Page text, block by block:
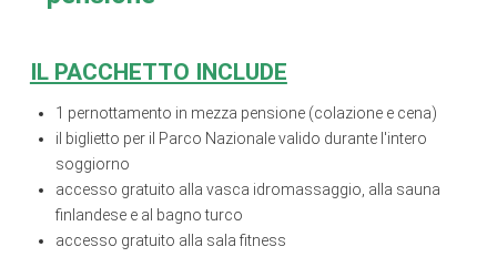
IL PACCHETTO INCLUDE
1 pernottamento in mezza pensione (colazione e cena)
il biglietto per il Parco Nazionale valido durante l'intero
soggiorno
accesso gratuito alla vasca idromassaggio, alla sauna
finlandese e al bagno turco
accesso gratuito alla sala fitness